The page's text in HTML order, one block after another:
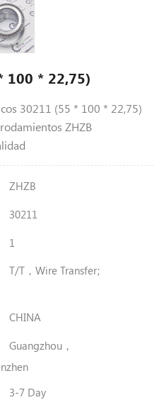
100 * 22,75)
30211 (55 * 100 * 22,75)
ZHZB
ZHZB
30211
1
T/T，Wire Transfer;
CHINA
Guangzhou，
3-7 Day